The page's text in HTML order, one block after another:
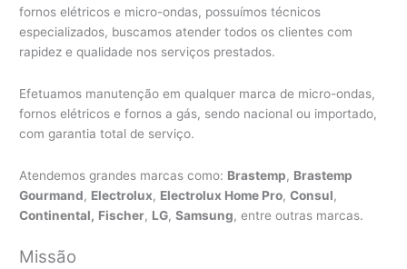
fornos elétricos e micro-ondas, possuímos técnicos
especializados, buscamos atender todos os clientes com
rapidez e qualidade nos serviços prestados.
Efetuamos manutenção em qualquer marca de micro-ondas,
fornos elétricos e fornos a gás, sendo nacional ou importado,
com garantia total de serviço.
Atendemos grandes marcas como: Brastemp, Brastemp
Gourmand, Electrolux, Electrolux Home Pro,Consul,
Continental, Fischer, LG,Samsung, entre outras marcas.
Missão